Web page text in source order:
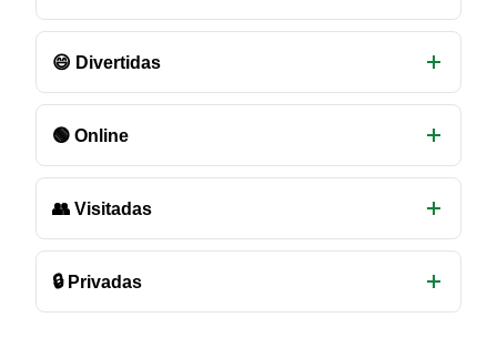
😄 Divertidas
🟢 Online
👥 Visitadas
🔒 Privadas